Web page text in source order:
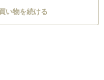
い物を続ける